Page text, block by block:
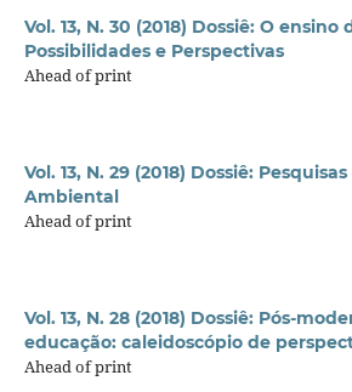
Vol. 13, N. 30 (2018) Dossiê: O ensino
Possibilidades e Perspectivas
Ahead of print
Vol. 13, N. 29 (2018) Dossiê:
Ambiental
Ahead of print
Vol. 13, N. 28 (2018) Dossiê: Pós-
educação: caleidoscópio de
Ahead of print